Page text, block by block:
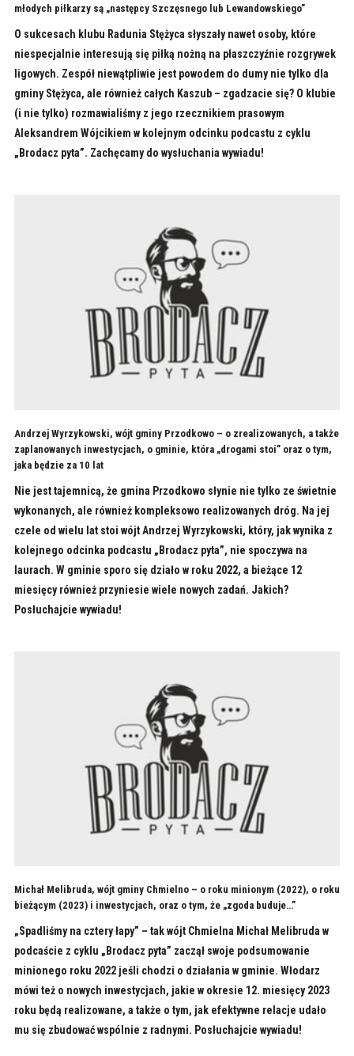
młodych piłkarzy są „następcy Szczęsnego lub Lewandowskiego”
O sukcesach klubu Radunia Stężyca słyszały nawet osoby, które
niespecjalnie interesują się piłką nożną na płaszczyźnie rozgrywek
ligowych. Zespół niewątpliwie jest powodem do dumy nie tylko dla
gminy Stężyca, ale również całych Kaszub – zgadzacie się? O klubie
(i nie tylko) rozmawialiśmy z jego rzecznikiem prasowym
Aleksandrem Wójcikiem w kolejnym odcinku podcastu z cyklu
„Brodacz pyta”. Zachęcamy do wysłuchania wywiadu!
Andrzej Wyrzykowski, wójt gminy Przodkowo – o zrealizowanych, a także
zaplanowanych inwestycjach, o gminie, która „drogami stoi” oraz o tym,
jaka będzie za 10 lat
Nie jest tajemnicą, że gmina Przodkowo słynie nie tylko ze świetnie
wykonanych, ale również kompleksowo realizowanych dróg. Na jej
czele od wielu lat stoi wójt Andrzej Wyrzykowski, który, jak wynika z
kolejnego odcinka podcastu „Brodacz pyta”, nie spoczywa na
laurach. W gminie sporo się działo w roku 2022, a bieżące 12
miesięcy również przyniesie wiele nowych zadań. Jakich?
Posłuchajcie wywiadu!
Michał Melibruda, wójt gminy Chmielno – o roku minionym (2022), o roku
bieżącym (2023) i inwestycjach, oraz o tym, że „zgoda buduje…”
„Spadliśmy na cztery łapy” – tak wójt Chmielna Michał Melibruda w
podcaście z cyklu „Brodacz pyta” zaczął swoje podsumowanie
minionego roku 2022 jeśli chodzi o działania w gminie. Włodarz
mówi też o nowych inwestycjach, jakie w okresie 12. miesięcy 2023
roku będą realizowane, a także o tym, jak efektywne relacje udało
mu się zbudować wspólnie z radnymi. Posłuchajcie wywiadu!